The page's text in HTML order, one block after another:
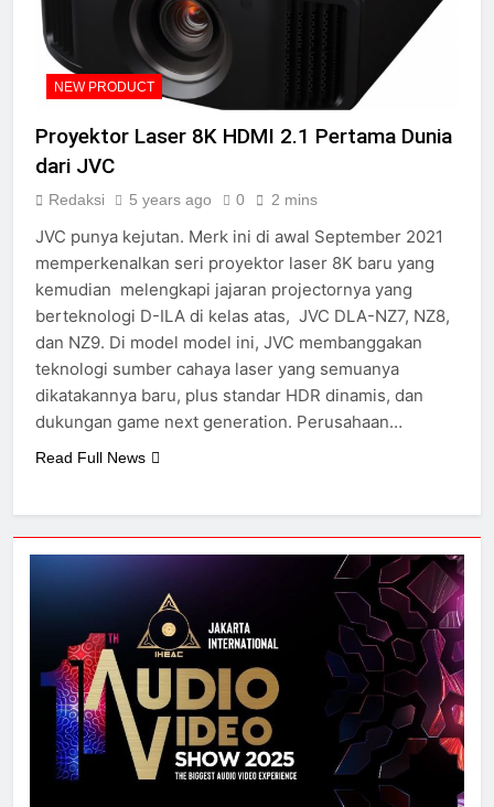
NEW PRODUCT
Proyektor Laser 8K HDMI 2.1 Pertama Dunia
dari JVC
Redaksi 5 years ago 0 2 mins
JVC punya kejutan. Merk ini di awal September 2021
memperkenalkan seri proyektor laser 8K baru yang
kemudian melengkapi jajaran projectornya yang
berteknologi D-ILA di kelas atas, JVC DLA-NZ7, NZ8,
dan NZ9. Di model model ini, JVC membanggakan
teknologi sumber cahaya laser yang semuanya
dikatakannya baru, plus standar HDR dinamis, dan
dukungan game next generation. Perusahaan…
Read Full News